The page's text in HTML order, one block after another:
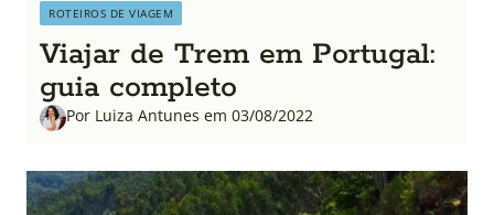
ROTEIROS DE VIAGEM
Viajar de Trem em Portugal:
guia completo
Por Luiza Antunes em 03/08/2022